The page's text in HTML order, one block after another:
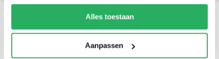
Alles toestaan
Aanpassen